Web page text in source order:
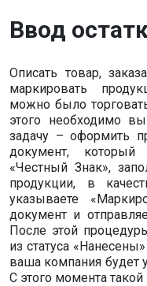
Ввод
Описать товар,
маркировать
можно было
этого необходимо
задачу – оформить
документ,
«Честный Знак»,
продукции, в
указываете
документ и
После этой
из статуса
ваша компания будет
С этого момента